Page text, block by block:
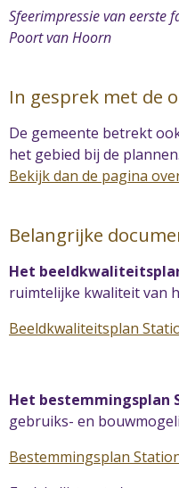
Sfeerimpressie van eerste
Poort van Hoorn
In gesprek met de
De gemeente betrekt
het gebied bij de
Bekijk dan de pagina
Belangrijke
Het
ruimtelijke kwaliteit van
Beeldkwaliteitsplan
Het bestemmingsplan
gebruiks- en
Bestemmingsplan